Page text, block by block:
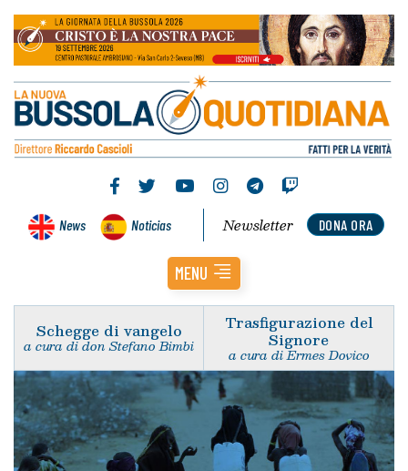
News Noticias DONA ORA
Newsletter
MENU
Schegge di vangelo
a cura di don Stefano Bimbi
Trasfigurazione del
Signore
a cura di Ermes Dovico